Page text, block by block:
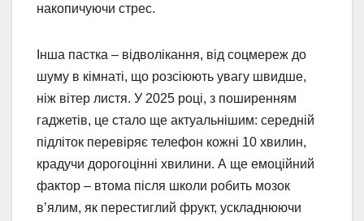
накопичуючи стрес.
Інша пастка – відволікання, від соцмереж до
шуму в кімнаті, що розсіюють увагу швидше,
ніж вітер листя. У 2025 році, з поширенням
гаджетів, це стало ще актуальнішим: середній
підліток перевіряє телефон кожні 10 хвилин,
крадучи дорогоцінні хвилини. А ще емоційний
фактор – втома після школи робить мозок
в’ялим, як перестиглий фрукт, ускладнюючи